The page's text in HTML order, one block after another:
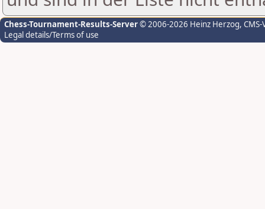
Chess-Tournament-Results-Server© 2006-2026 Heinz Herzog,
Legal details/Terms of use